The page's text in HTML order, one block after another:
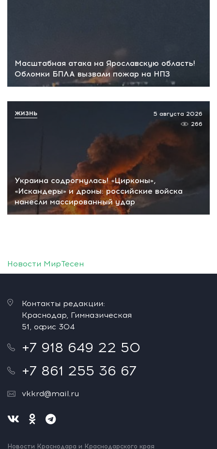
Масштабная атака на Ярославскую область!
Обломки БПЛА вызвали пожар на НПЗ
Украина содрогнулась! «Цирконы»,
«Искандеры» и дроны: российские войска
нанесли массированный удар
5 августа 2026
266
ЖИЗНЬ
Новости МирТесен
Контакты редакции:
Краснодар, Гимназическая
51, офис 304
+7 918 649 22 50
+7 861 255 36 67
vkkrd@mail.ru
Новости Краснодара и Краснодарского края